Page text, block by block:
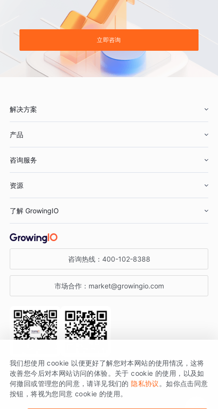
立即咨询
解决方案
鞋服行业
汽车行业
金融行业
产品
智能运营
获客分析
咨询服务
资源
增长公开课
增长博客
开发者文档
SDK 文档
场景指南
了解 GrowingIO
关于 GrowingIO
增长大会
行业活动
咨询热线： 400-102-8388
市场合作： market@growingio.com
关注公众号 获取更多干货
GrowingIO 是专注于数据智能分析与增长的品牌，核心平台为 GrowingIO
分析云。
我们想使用 cookie 以便更好了解您对本网站的使用情况，这将
改善您今后对本网站访问的体验。关于 cookie 的使用，以及如
何撤回或管理您的同意，请详见我们的 隐私协议 。如你点击同意
按钮，将视为您同意 cookie 的使用。